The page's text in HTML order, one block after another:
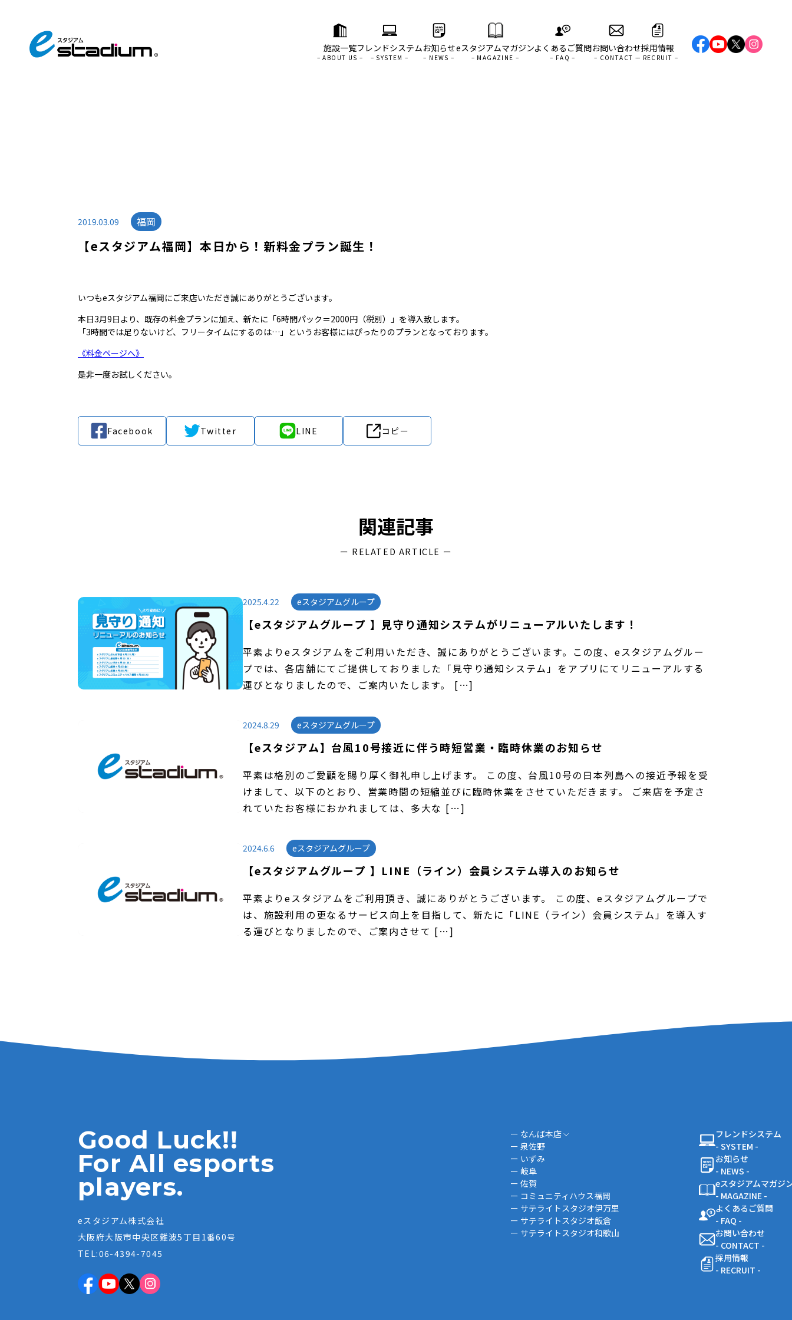
施設一覧フレンドシステムお知らせeスタジアムマガジンよくあるご質問お問い合わせ採用情報
2019.03.09 福岡
【eスタジアム福岡】本日から！新料金プラン誕生！
いつもeスタジアム福岡にご来店いただき誠にありがとうございます。
本日3月9日より、既存の料金プランに加え、新たに「6時間パック＝2000円（税別）」を導入致します。
「3時間では足りないけど、フリータイムにするのは…」というお客様にはぴったりのプランとなっております。
《料金ページへ》
是非一度お試しください。
Facebook Twitter LINE コピー
関連記事
ー RELATED ARTICLE ー
2025.4.22 eスタジアムグループ
【eスタジアムグループ 】見守り通知システムがリニューアルいたします！
平素よりeスタジアムをご利用いただき、誠にありがとうございます。この度、eスタジアムグルー
プでは、各店舗にてご提供しておりました「見守り通知システム」をアプリにてリニューアルする
運びとなりましたので、ご案内いたします。 […]
2024.8.29 eスタジアムグループ
【eスタジアム】台風10号接近に伴う時短営業・臨時休業のお知らせ
平素は格別のご愛顧を賜り厚く御礼申し上げます。 この度、台風10号の日本列島への接近予報を受
けまして、以下のとおり、営業時間の短縮並びに臨時休業をさせていただきます。 ご来店を予定さ
れていたお客様におかれましては、多大な […]
2024.6.6 eスタジアムグループ
【eスタジアムグループ 】LINE（ライン）会員システム導入のお知らせ
平素よりeスタジアムをご利用頂き、誠にありがとうございます。 この度、eスタジアムグループで
は、施設利用の更なるサービス向上を目指して、新たに「LINE（ライン）会員システム」を導入す
る運びとなりましたので、ご案内させて […]
ー なんば本店
ー 泉佐野
ー いずみ
ー 岐阜
ー 佐賀
ー コミュニティハウス福岡
ー サテライトスタジオ伊万里
ー サテライトスタジオ飯倉
ー サテライトスタジオ和歌山
フレンドシステム
- SYSTEM -
お知らせ
- NEWS -
eスタジアムマガジ
- MAGAZINE -
よくあるご質問
- FAQ -
お問い合わせ
- CONTACT -
採用情報
- RECRUIT -
Good Luck!!
For All esports
players.
eスタジアム株式会社
大阪府大阪市中央区難波5丁目1番60号
TEL:06-4394-7045